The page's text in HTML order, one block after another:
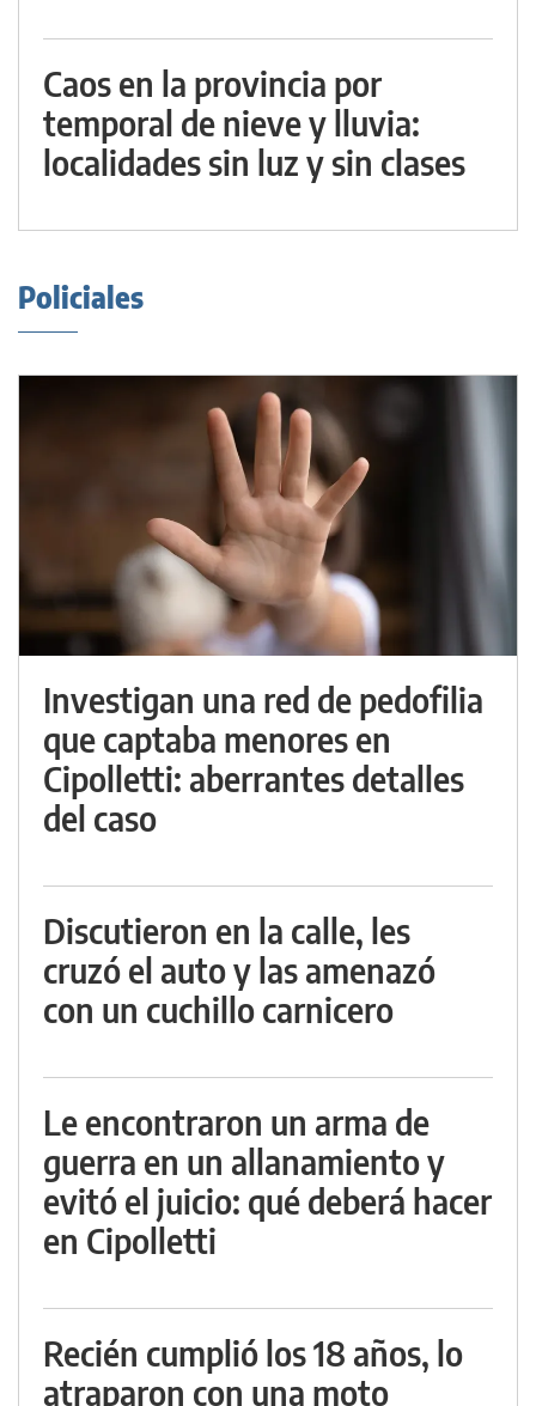
Caos en la provincia por
temporal de nieve y lluvia:
localidades sin luz y sin clases
Policiales
Investigan una red de pedofilia
que captaba menores en
Cipolletti: aberrantes detalles
del caso
Discutieron en la calle, les
cruzó el auto y las amenazó
con un cuchillo carnicero
Le encontraron un arma de
guerra en un allanamiento y
evitó el juicio: qué deberá hacer
en Cipolletti
Recién cumplió los 18 años, lo
atraparon con una moto